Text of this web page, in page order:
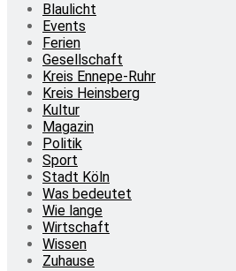
Blaulicht
Events
Ferien
Gesellschaft
Kreis Ennepe-Ruhr
Kreis Heinsberg
Kultur
Magazin
Politik
Sport
Stadt Köln
Was bedeutet
Wie lange
Wirtschaft
Wissen
Zuhause